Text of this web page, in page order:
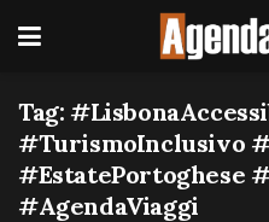
Tag:
#TurismoInclusivo
#EstatePortoghese
#AgendaViaggi